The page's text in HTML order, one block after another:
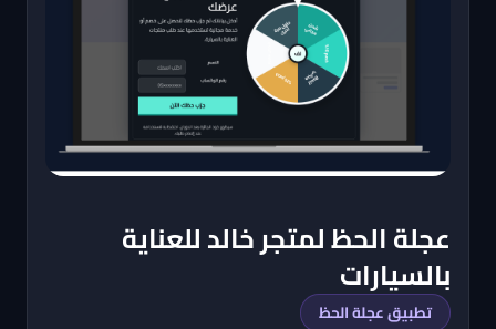
عجلة الحظ لمتجر خالد للعناية
بالسيارات
تطبيق عجلة الحظ